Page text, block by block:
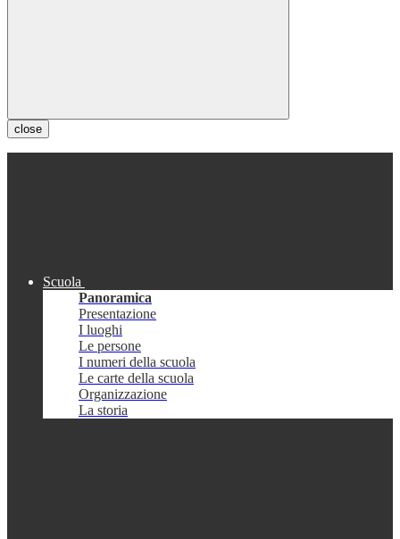
close
Scuola
Panoramica
Presentazione
I luoghi
Le persone
I numeri della scuola
Le carte della scuola
Organizzazione
La storia